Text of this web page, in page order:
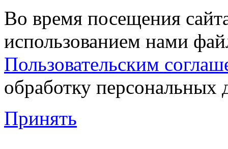
Во время посещения
использованием нами
Пользовательским
обработку персональных
Принять